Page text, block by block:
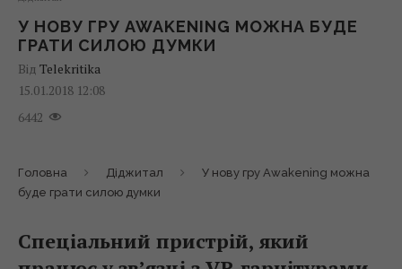
У НОВУ ГРУ AWAKENING МОЖНА БУДЕ
ГРАТИ СИЛОЮ ДУМКИ
Від Telekritika
15.01.2018 12:08
6442
Головна Діджитал
У нову гру Awakening можна
буде грати силою думки
Спеціальний пристрій, який